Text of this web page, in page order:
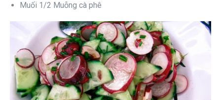
Muối 1/2 Muỗng cà phê